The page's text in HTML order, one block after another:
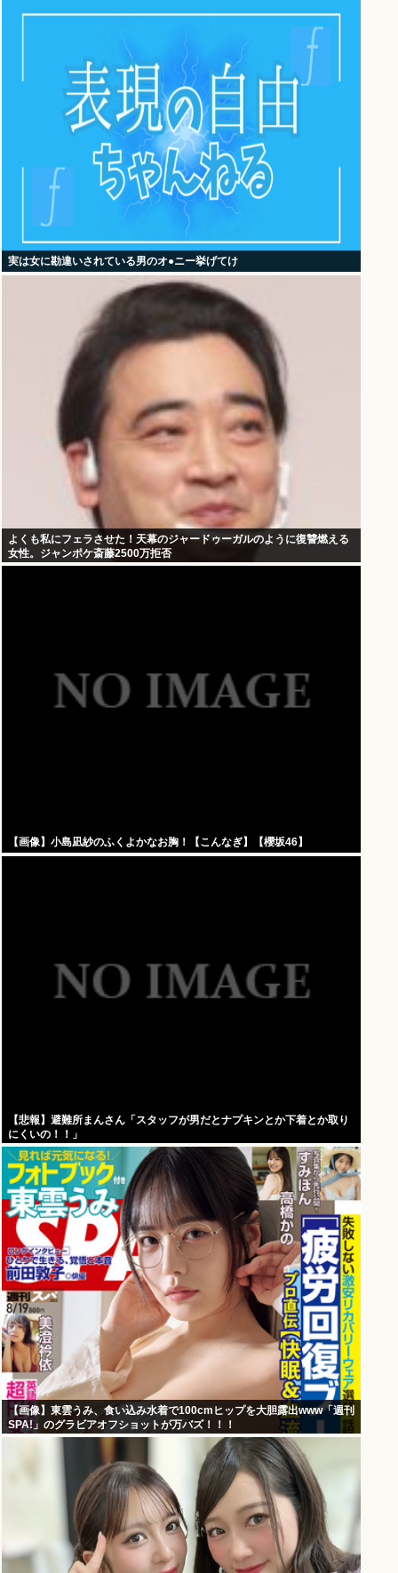
実は女に勘違いされている男のオ●ニー挙げてけ
よくも私にフェラさせた！天幕のジャードゥーガルのように復讐燃える
女性。ジャンポケ斎藤2500万拒否
【画像】小島凪紗のふくよかなお胸！【こんなぎ】【櫻坂46】
【悲報】避難所まんさん「スタッフが男だとナプキンとか下着とか取り
にくいの！！」
【画像】東雲うみ、食い込み水着で100cmヒップを大胆露出www「週刊
SPA!」のグラビアオフショットが万バズ！！！